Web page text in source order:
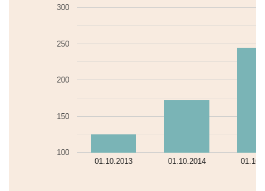
01.10.2013 01.10.2014
100
150
200
250
300